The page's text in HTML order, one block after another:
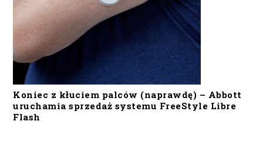
Koniec z kłuciem palców (naprawdę) – Abbott
uruchamia sprzedaż systemu FreeStyle Libre
Flash